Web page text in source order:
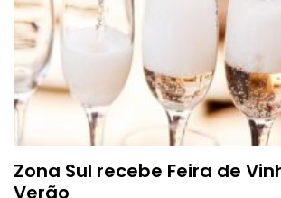
Zona Sul recebe Feira de
Verão